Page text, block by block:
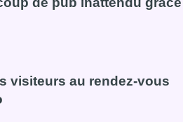
un coup de pub inattendu grâce
visiteurs au rendez-vous